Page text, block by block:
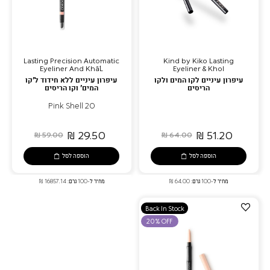
Kind by Kiko Lasting
Eyeliner & Khol
עיפרון עיניים לקו המים ולקו
הריסים
51.20 ₪
64.00 ₪
הוספה לסל
מחיר ל-100 גרם: 64.00 ₪
Lasting Precision Automatic
Eyeliner And Khã´L
עיפרון עיניים ללא חידוד ל’קו
המים’ וקו הריסים
20 Pink Shell
29.50 ₪
59.00 ₪
הוספה לסל
מחיר ל-100 גרם: 16857.14 ₪
הוספה
Back In Stock
20% OFF